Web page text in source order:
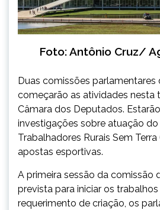
Foto: Antônio Cruz/
Duas comissões parlamentares
começarão as atividades nesta
Câmara dos Deputados.
investigações sobre atuação
Trabalhadores Rurais Sem Terra
apostas esportivas.
A primeira sessão da comissão
prevista para iniciar os trabalhos
requerimento de criação, os